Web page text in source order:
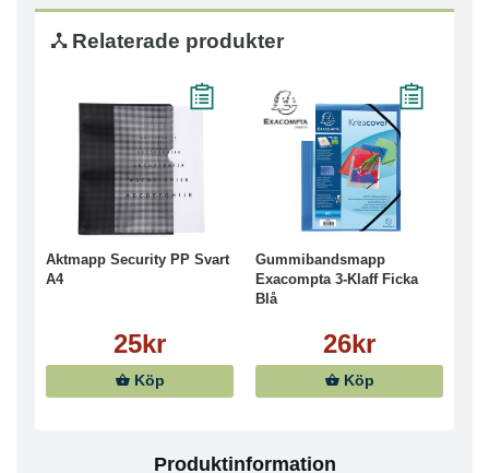
Relaterade produkter
Aktmapp Security PP Svart
A4
25kr
Köp
Gummibandsmapp
Exacompta 3-Klaff Ficka
Blå
26kr
Köp
Produktinformation